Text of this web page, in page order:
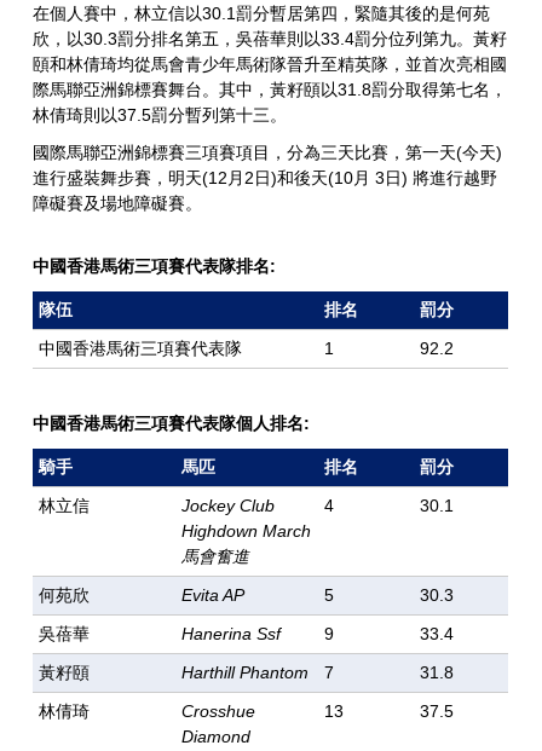
在個人賽中，林立信以30.1罰分暫居第四，緊隨其後的是何苑
欣，以30.3罰分排名第五，吳蓓華則以33.4罰分位列第九。黃籽
頤和林倩琦均從馬會青少年馬術隊晉升至精英隊，並首次亮相國
際馬聯亞洲錦標賽舞台。其中，黃籽頤以31.8罰分取得第七名，
林倩琦則以37.5罰分暫列第十三。
國際馬聯亞洲錦標賽三項賽項目，分為三天比賽，第一天(今天)
進行盛裝舞步賽，明天(12月2日)和後天(10月 3日) 將進行越野
障礙賽及場地障礙賽。
中國香港馬術三項賽代表隊排名:
隊伍 排名
罰分
中國香港馬術三項賽代表隊
1 92.2
中國香港馬術三項賽代表隊個人排名:
騎手 馬匹 排名
罰分
林立信
Jockey Club
Highdown March
馬會奮進
4 30.1
何苑欣 Evita AP 5
30.3
吳蓓華
Hanerina Ssf 9
33.4
黃籽頤
Harthill Phantom 7
31.8
林倩琦
Crosshue
Diamond
13 37.5